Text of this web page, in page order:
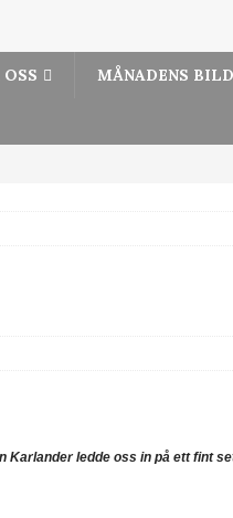
MÅNADENS
Karlander ledde oss in på ett fint